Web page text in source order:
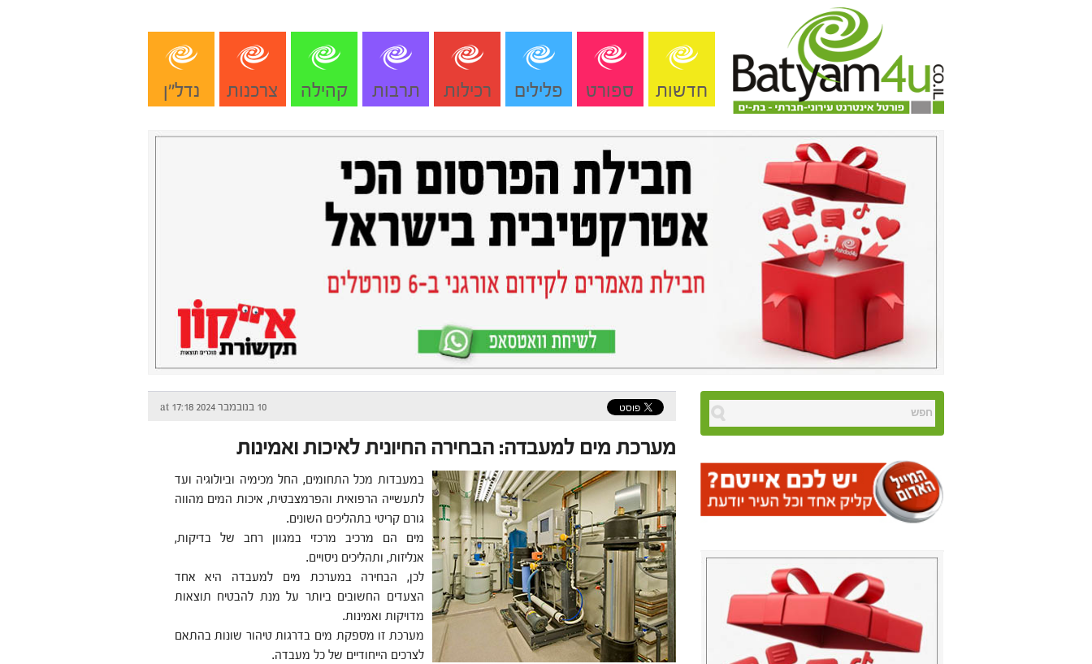
חדשות ספורט פלילים רכילות תרבות קהילה צרכנות נדל"ן
10 בנובמבר 2024 at 17:18
מערכת מים למעבדה: הבחירה החיונית לאיכות ואמינות
במעבדות מכל התחומים, החל מכימיה וביולוגיה ועד
לתעשייה הרפואית והפרמצבטית, איכות המים מהווה
גורם קריטי בתהליכים השונים.
מים הם מרכיב מרכזי במגוון רחב של בדיקות,
אנליזות, ותהליכים ניסויים.
לכן, הבחירה במערכת מים למעבדה היא אחד
הצעדים החשובים ביותר על מנת להבטיח תוצאות
מדויקות ואמינות.
מערכת זו מספקת מים בדרגות טיהור שונות בהתאם
לצרכים הייחודיים של כל מעבדה.